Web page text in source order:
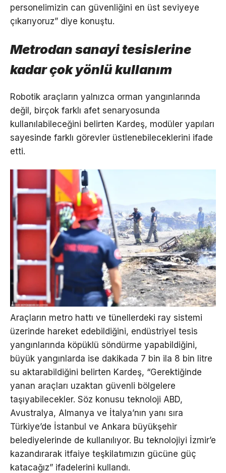
personelimizin can güvenliğini en üst seviyeye
çıkarıyoruz” diye konuştu.
Metrodan sanayi tesislerine
kadar çok yönlü kullanım
Robotik araçların yalnızca orman yangınlarında
değil, birçok farklı afet senaryosunda
kullanılabileceğini belirten Kardeş, modüler yapıları
sayesinde farklı görevler üstlenebileceklerini ifade
etti.
Araçların metro hattı ve tünellerdeki ray sistemi
üzerinde hareket edebildiğini, endüstriyel tesis
yangınlarında köpüklü söndürme yapabildiğini,
büyük yangınlarda ise dakikada 7 bin ila 8 bin litre
su aktarabildiğini belirten Kardeş, “Gerektiğinde
yanan araçları uzaktan güvenli bölgelere
taşıyabilecekler. Söz konusu teknoloji ABD,
Avustralya, Almanya ve İtalya’nın yanı sıra
Türkiye’de İstanbul ve Ankara büyükşehir
belediyelerinde de kullanılıyor. Bu teknolojiyi İzmir’e
kazandırarak itfaiye teşkilatımızın gücüne güç
katacağız” ifadelerini kullandı.